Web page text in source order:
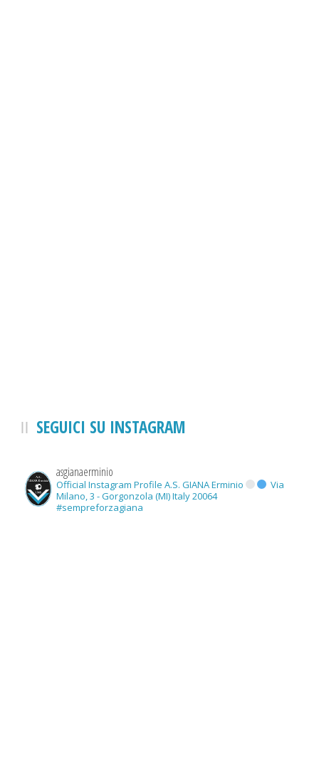
SEGUICI SU INSTAGRAM
asgianaerminio
Official Instagram Profile A.S. GIANA Erminio
Via
Milano, 3 - Gorgonzola (MI) Italy 20064
#sempreforzagiana